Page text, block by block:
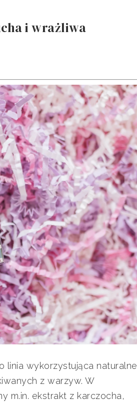
i wrażliwa
linia wykorzystująca naturalne
z warzyw. W
m.in. ekstrakt z karczocha,